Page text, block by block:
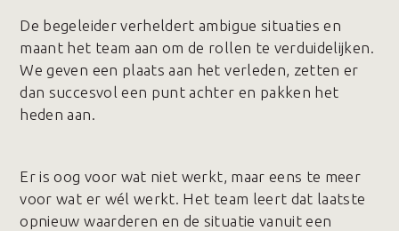
De begeleider verheldert ambigue situaties en
maant het team aan om de rollen te verduidelijken.
We geven een plaats aan het verleden, zetten er
dan succesvol een punt achter en pakken het
heden aan.
Er is oog voor wat niet werkt, maar eens te meer
voor wat er wél werkt. Het team leert dat laatste
opnieuw waarderen en de situatie vanuit een